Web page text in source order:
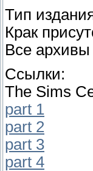
Тип
Крак
Все архивы
Ссылки:
The Sims
part 1
part 2
part 3
part 4